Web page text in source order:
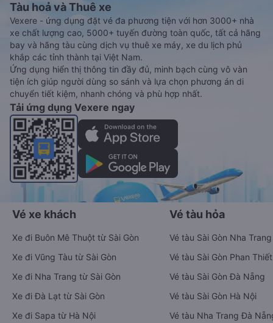
Tàu hoả và Thuê xe
Vexere - ứng dụng đặt vé đa phương tiện với hơn 3000+ nhà
xe chất lượng cao, 5000+ tuyến đường toàn quốc, tất cả hãng
bay và hãng tàu cùng dịch vụ thuê xe máy, xe du lịch phủ
khắp các tỉnh thành tại Việt Nam.
Ứng dụng hiển thị thông tin đầy đủ, minh bạch cùng vô vàn
tiện ích giúp người dùng so sánh và lựa chọn phương án di
chuyển tiết kiệm, nhanh chóng và phù hợp nhất.
Tải ứng dụng Vexere ngay
Vé xe khách
Xe đi Buôn Mê Thuột từ Sài Gòn
Xe đi Vũng Tàu từ Sài Gòn
Xe đi Nha Trang từ Sài Gòn
Xe đi Đà Lạt từ Sài Gòn
Xe đi Sapa từ Hà Nội
Vé tàu hỏa
Vé tàu Sài Gòn Nha Trang
Vé tàu Sài Gòn Phan Thiết
Vé tàu Sài Gòn Đà Nẵng
Vé tàu Sài Gòn Hà Nội
Vé tàu Nha Trang Đà